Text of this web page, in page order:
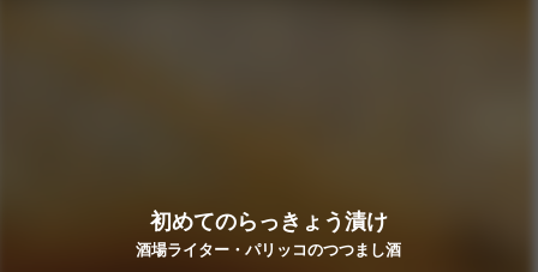
初めてのらっきょう漬け
酒場ライター・パリッコのつつまし酒